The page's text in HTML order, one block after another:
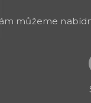
můžeme